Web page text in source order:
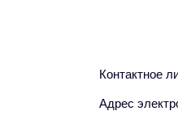
Контактное
Адрес